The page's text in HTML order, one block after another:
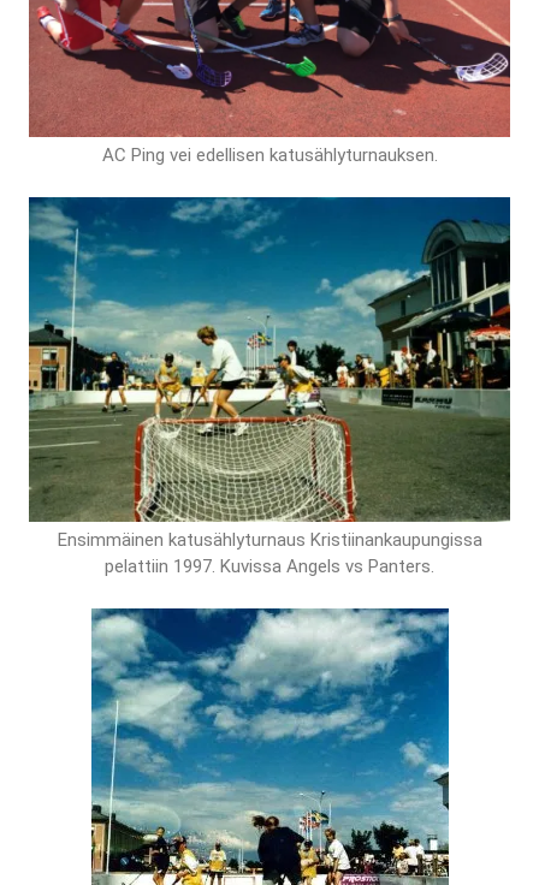
AC Ping vei edellisen katusählyturnauksen.
Ensimmäinen katusählyturnaus Kristiinankaupungissa
pelattiin 1997. Kuvissa Angels vs Panters.